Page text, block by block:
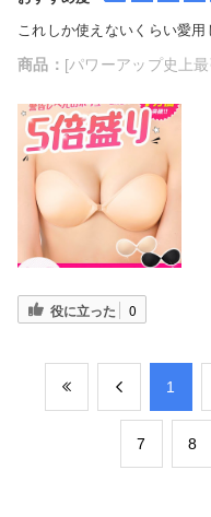
これしか使えないくらい愛
商品： [パワーアップ史上
役に立った 0
​1
​7 ​8